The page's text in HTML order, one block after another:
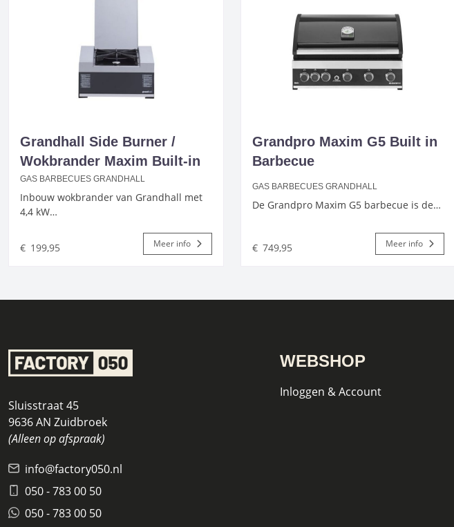
Grandhall Side Burner /
Wokbrander Maxim Built-in
GAS BARBECUES GRANDHALL
Inbouw wokbrander van Grandhall met
4,4 kW…
€ 199,95 Meer info
Grandpro Maxim G5 Built in
Barbecue
GAS BARBECUES GRANDHALL
De Grandpro Maxim G5 barbecue is de…
€ 749,95 Meer info
Sluisstraat 45
9636 AN Zuidbroek
(Alleen op afspraak)
info@factory050.nl
050 - 783 00 50
050 - 783 00 50
WEBSHOP
Inloggen & Account